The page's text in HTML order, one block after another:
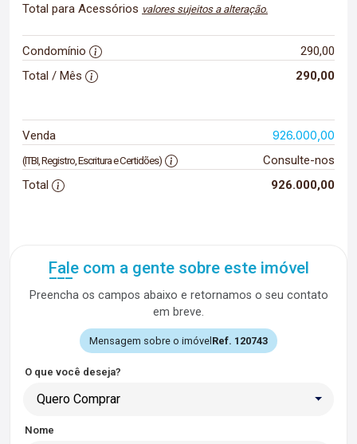
Total para Acessórios valores sujeitos a alteração.
Condomínio
290,00
Total / Mês
290,00
Venda 926.000,00
(ITBI, Registro, Escritura e Certidões)
Consulte-nos
Total
926.000,00
Fale com a gente sobre este imóvel
Preencha os campos abaixo e retornamos o seu contato
em breve.
Mensagem sobre o imóvel Ref. 120743
O que você deseja?
Quero Comprar
Nome